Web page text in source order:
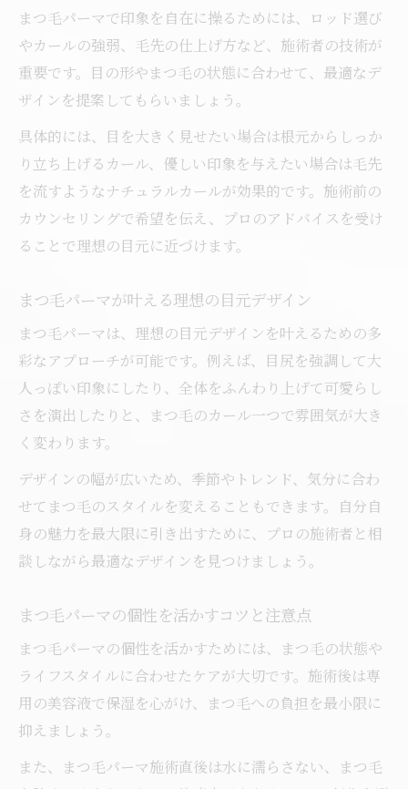
自分らしい目元作りに最適なまつ毛パーマ
手法
まつ毛パーマ施術の流れと押さえるべき注
意点
施術当日のまつ毛パーマ注意点を徹底解説
まつ毛パーマの資格と施術者選びの基準
まつ毛パーマが向いている人の特徴と注意点
まつ毛パーマが向いている人の特徴を解説
まつ毛パーマしない方がいい場合の判断基
自己表現にまつ毛パーマが適するケースと
は
まつ毛パーマNG行為とその理由を知ろう
まつ毛パーマ施術前に確認したい注意点
まつ毛パーマで印象を自在に操るためには、ロッド選び
やカールの強弱、毛先の仕上げ方など、施術者の技術が
重要です。目の形やまつ毛の状態に合わせて、最適なデ
ザインを提案してもらいましょう。
具体的には、目を大きく見せたい場合は根元からしっか
り立ち上げるカール、優しい印象を与えたい場合は毛先
を流すようなナチュラルカールが効果的です。施術前の
カウンセリングで希望を伝え、プロのアドバイスを受け
ることで理想の目元に近づけます。
まつ毛パーマが叶える理想の目元デザイン
まつ毛パーマは、理想の目元デザインを叶えるための多
彩なアプローチが可能です。例えば、目尻を強調して大
人っぽい印象にしたり、全体をふんわり上げて可愛らし
さを演出したりと、まつ毛のカール一つで雰囲気が大き
く変わります。
デザインの幅が広いため、季節やトレンド、気分に合わ
せてまつ毛のスタイルを変えることもできます。自分自
身の魅力を最大限に引き出すために、プロの施術者と相
談しながら最適なデザインを見つけましょう。
まつ毛パーマの個性を活かすコツと注意点
まつ毛パーマの個性を活かすためには、まつ毛の状態や
ライフスタイルに合わせたケアが大切です。施術後は専
用の美容液で保湿を心がけ、まつ毛への負担を最小限に
抑えましょう。
また、まつ毛パーマ施術直後は水に濡らさない、まつ毛